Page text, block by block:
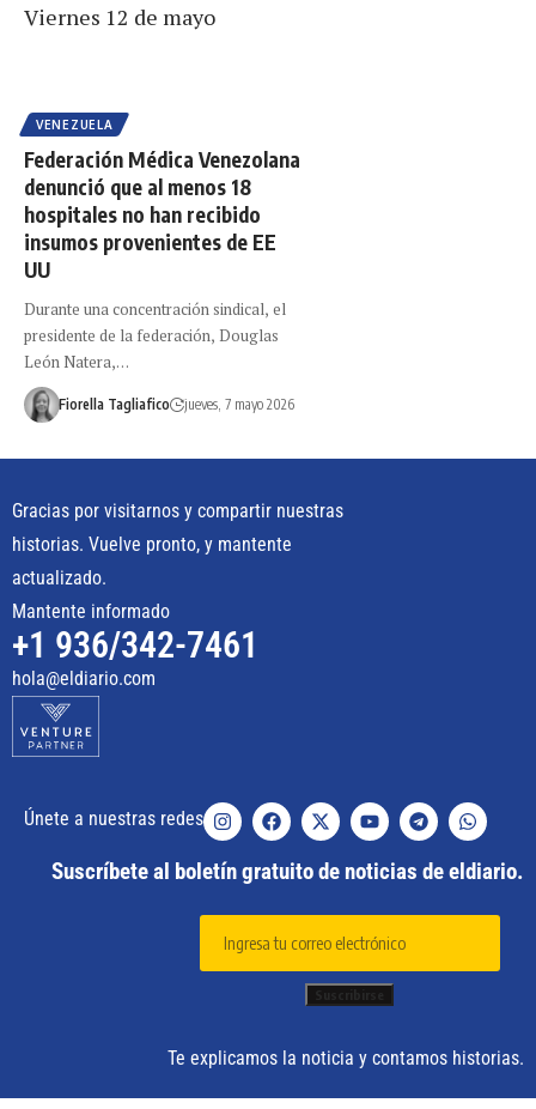
VENEZUELA
Federación Médica Venezolana
denunció que al menos 18
hospitales no han recibido
insumos provenientes de EE
UU
Durante una concentración sindical, el
presidente de la federación, Douglas
León Natera,…
Fiorella Tagliafico jueves, 7 mayo 2026
Gracias por visitarnos y compartir nuestras
historias. Vuelve pronto, y mantente
actualizado.
Mantente informado
+1 936/342-7461
hola@eldiario.com
Únete a nuestras redes
Suscríbete al boletín gratuito de noticias de eldiario.
Te explicamos la noticia y contamos historias.